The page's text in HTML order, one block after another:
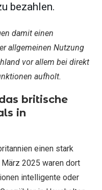
bezahlen.
damit einen
allgemeinen Nutzung
vor allem bei direkt
aufholt.
britische
in
einen stark
2025 waren dort
intelligente oder